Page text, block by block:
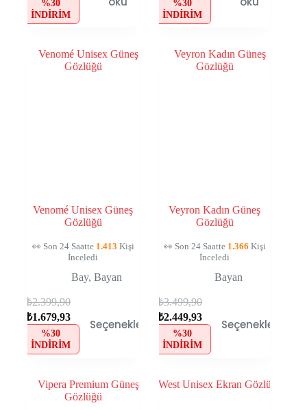
%30
İNDIRIM
%30
İNDIRIM
Venomé Unisex Güneş
Gözlüğü
👀 Son 24 Saatte 1.413 Kişi
İnceledi
Bay,Bayan
₺2.399,90
₺1.679,93
%30
İNDIRIM
Seçenekler
Veyron Kadın Güneş
Gözlüğü
👀 Son 24 Saatte 1.366 Kişi
İnceledi
Bayan
₺3.499,90
₺2.449,93
%30
İNDIRIM
Seçenekler